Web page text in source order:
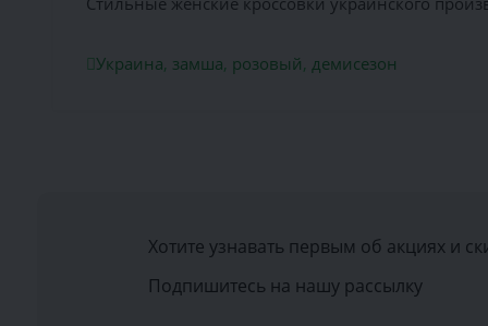
Украина, замша, розовый, демисезон
Хотите узнавать первым об акциях и
Подпишитесь на нашу рассылку